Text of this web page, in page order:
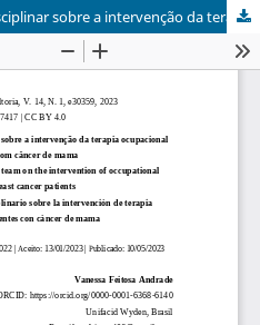
Percepção da equipe multidisciplinar sobre a intervenção da terapia ocupacional em pacientes com câncer de mama